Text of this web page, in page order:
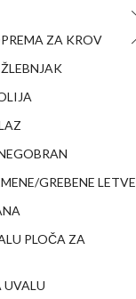
ZA KROV
GREBENE LETVE
PLOČA ZA
UVALU